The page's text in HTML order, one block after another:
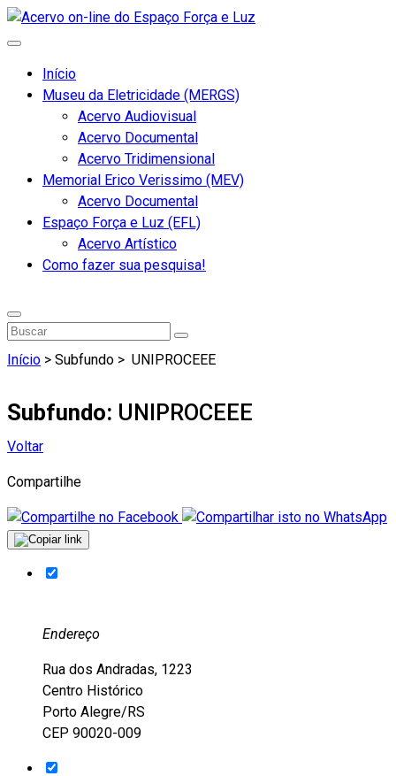
Início
Museu da Eletricidade (MERGS)
Acervo Audiovisual
Acervo Documental
Acervo Tridimensional
Memorial Erico Verissimo (MEV)
Acervo Documental
Espaço Força e Luz (EFL)
Acervo Artístico
Como fazer sua pesquisa!
Início > Subfundo > UNIPROCEEE
Subfundo: UNIPROCEEE
Voltar
Compartilhe
Endereço
Rua dos Andradas, 1223
Centro Histórico
Porto Alegre/RS
CEP 90020-009